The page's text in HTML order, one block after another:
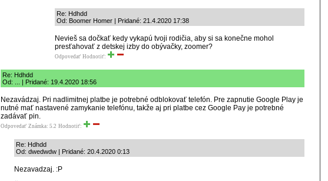
Re: Hdhdd
Od: Boomer Homer | Pridané: 21.4.2020 17:38
Nevieš sa dočkať kedy vykapú tvoji rodičia, aby si sa konečne mohol
presťahovať z detskej izby do obývačky, zoomer?
Odpovedať Hodnotiť:
Re: Hdhdd
Od: ... | Pridané: 19.4.2020 18:56
Nezavádzaj. Pri nadlimitnej platbe je potrebné odblokovať telefón. Pre zapnutie Google Play je
nutné mať nastavené zamykanie telefónu, takže aj pri platbe cez Google Pay je potrebné
zadávať pin.
Odpovedať Známka: 5.2 Hodnotiť:
Re: Hdhdd
Od: dwedwdw | Pridané: 20.4.2020 0:13
Nezavadzaj. :P